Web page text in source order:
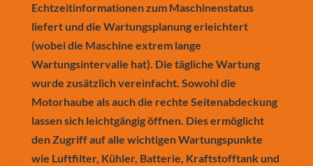
Echtzeitinformationen zum Maschinenstatus
liefert und die Wartungsplanung erleichtert
(wobei die Maschine extrem lange
Wartungsintervalle hat). Die tägliche Wartung
wurde zusätzlich vereinfacht. Sowohl die
Motorhaube als auch die rechte Seitenabdeckung
lassen sich leichtgängig öffnen. Dies ermöglicht
den Zugriff auf alle wichtigen Wartungspunkte
wie Luftfilter, Kühler, Batterie, Kraftstofftank und